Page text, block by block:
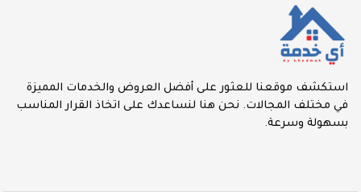
استكشف موقعنا للعثور على أفضل العروض والخدمات المميزة
في مختلف المجالات. نحن هنا لنساعدك على اتخاذ القرار المناسب
بسهولة وسرعة.